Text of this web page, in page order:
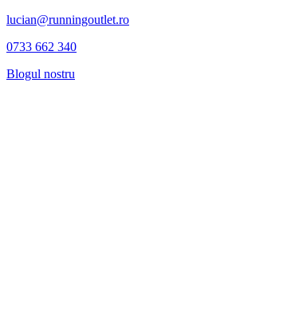
lucian@runningoutlet.ro
0733 662 340
Blogul nostru